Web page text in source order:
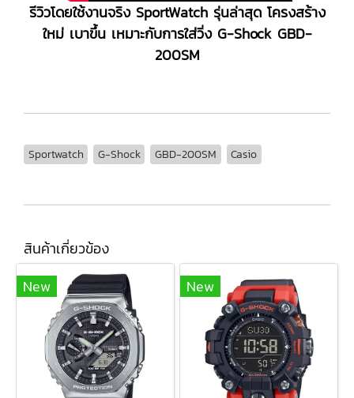
รีวิวโดยใช้งานจริง SportWatch รุ่นล่าสุด โครงสร้าง
ใหม่ เบาขึ้น เหมาะกับการใส่วิ่ง G-Shock GBD-
200SM
Sportwatch G-Shock GBD-200SM Casio
สินค้าเกี่ยวข้อง
New
New